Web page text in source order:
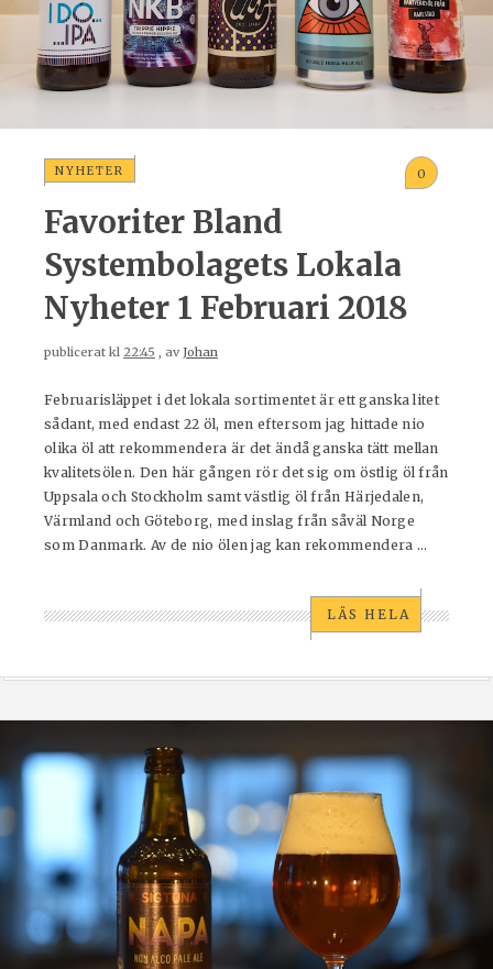
NYHETER 0
Favoriter Bland
Systembolagets Lokala
Nyheter 1 Februari 2018
publicerat kl 22:45 , avJohan
Februarisläppet i det lokala sortimentet är ett ganska litet
sådant, med endast 22 öl, men eftersom jag hittade nio
olika öl att rekommendera är det ändå ganska tätt mellan
kvalitetsölen. Den här gången rör det sig om östlig öl från
Uppsala och Stockholm samt västlig öl från Härjedalen,
Värmland och Göteborg, med inslag från såväl Norge
som Danmark. Av de nio ölen jag kan rekommendera ...
LÄS HELA